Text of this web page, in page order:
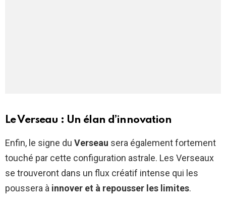
Le Verseau : Un élan d’innovation
Enfin, le signe du Verseau sera également fortement
touché par cette configuration astrale. Les Verseaux
se trouveront dans un flux créatif intense qui les
poussera à innover et à repousser les limites.